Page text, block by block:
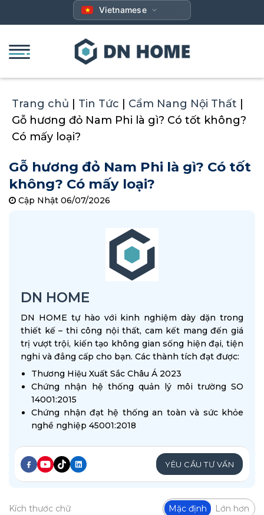
qua
dung
Vietnamese
Trang chủ Tin Tức Cẩm Nang Nội Thất
Gỗ hương đỏ Nam Phi là gì? Có tốt không?
Có mấy loại?
Gỗ hương đỏ Nam Phi là gì? Có tốt
không? Có mấy loại?
Cập Nhật 06/07/2026
DN HOME
DN HOME tự hào với kinh nghiệm dày dặn trong
thiết kế – thi công nội thất, cam kết mang đến giá
trị vượt trội, kiến tạo không gian sống hiện đại, tiện
nghi và đẳng cấp cho bạn. Các thành tích đạt được:
Thương Hiệu Xuất Sắc Châu Á 2023
Chứng nhận hệ thống quản lý môi trường SO
14001:2015
Chứng nhận đạt hệ thống an toàn và sức khỏe
nghề nghiệp 45001:2018
YÊU CẦU TƯ VẤN
Kích thước chữ Mặc định Lớn hơn